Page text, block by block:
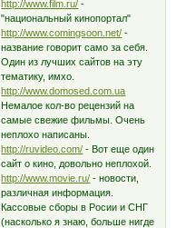
http://www.film.ru/ -
"национальный кинопортал"
http://www.comingsoon.net/ -
название говорит само за себя.
Один из лучших сайтов на эту
тематику, имхо.
http://www.domosed.com.ua
Немалое кол-во рецензий на
самые свежие фильмы. Очень
неплохо написаны.
http://ruvideo.com/ - Вот еще один
сайт о кино, довольно неплохой.
http://www.movie.ru/ - новости,
различная информация.
Кассовые сборы в Росии и СНГ
(насколько я знаю, больше нигде